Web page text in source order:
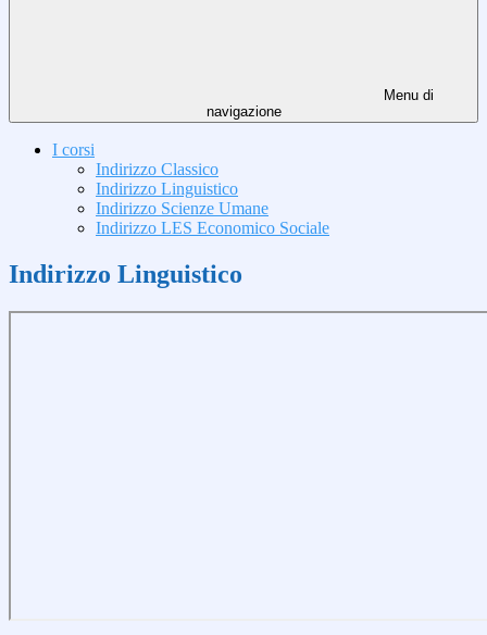
Menu di
navigazione
I corsi
Indirizzo Classico
Indirizzo Linguistico
Indirizzo Scienze Umane
Indirizzo LES Economico Sociale
Indirizzo Linguistico